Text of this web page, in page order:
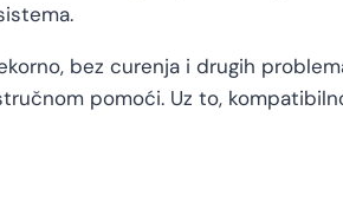
bez curenja i drugih
pomoći. Uz to,